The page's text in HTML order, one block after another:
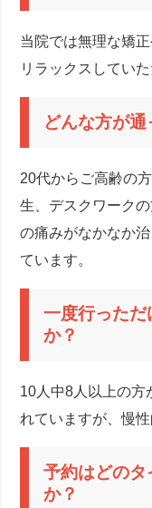
当院では無理な矯
リラックスしていた
どんな方が通
20代からご高齢の
生、デスクワーク
の痛みがなかなか
ています。
一度行った
か？
10人中8人以上の方
れていますが、慢
予約はどの
か？